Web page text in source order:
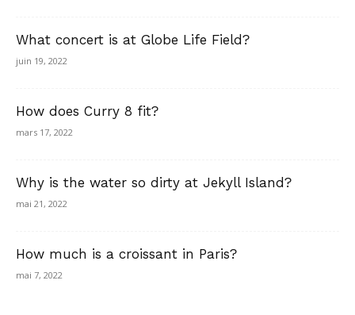
What concert is at Globe Life Field?
juin 19, 2022
How does Curry 8 fit?
mars 17, 2022
Why is the water so dirty at Jekyll Island?
mai 21, 2022
How much is a croissant in Paris?
mai 7, 2022